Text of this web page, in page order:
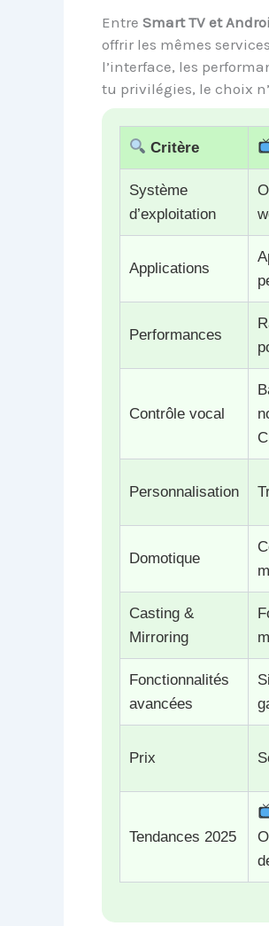
Entre Smart TV et
offrir les mêmes
l’interface, les
tu privilégies, le choix
Critère
Système
d’exploitation
Applications
Performances
Contrôle vocal
Personnalisation
Domotique
Casting &
Mirroring
Fonctionnalités
avancées
Prix
Tendances 2025